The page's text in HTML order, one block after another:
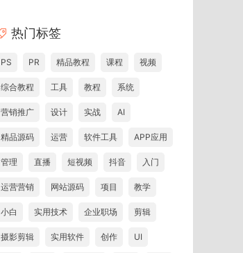
热门标签
PS PR 精品教程 课程 视频
综合教程 工具 教程 系统
营销推广 设计 实战 AI
精品源码 运营 软件工具 APP应用
管理 直播 短视频 抖音 入门
运营营销 网站源码 项目 教学
小白 实用技术 企业职场 剪辑
摄影剪辑 实用软件 创作 UI